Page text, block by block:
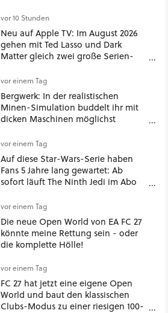
vor 10 Stunden
Neu auf Apple TV: Im August 2026
gehen mit Ted Lasso und Dark
Matter gleich zwei große Serien-
vor einem Tag
Bergwerk: In der realistischen
Minen-Simulation buddelt ihr mit
dicken Maschinen möglichst
vor einem Tag
Auf diese Star-Wars-Serie haben
Fans 5 Jahre lang gewartet: Ab
sofort läuft The Ninth Jedi im Abo
vor einem Tag
Die neue Open World von EA FC 27
könnte meine Rettung sein - oder
die komplette Hölle!
vor einem Tag
FC 27 hat jetzt eine eigene Open
World und baut den klassischen
Clubs-Modus zu einer riesigen 100-